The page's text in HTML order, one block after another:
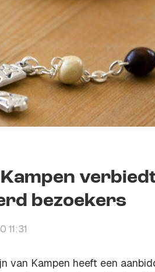
bezoekers
11:31
van Kampen heeft een